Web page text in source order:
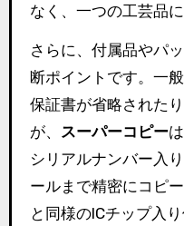
なく、一つの工芸品
さらに、付属品やパ
断ポイントです。一
保証書が省略された
が、
スーパーコピー
シリアルナンバー入
ールまで精密にコピ
と同様のICチップ入